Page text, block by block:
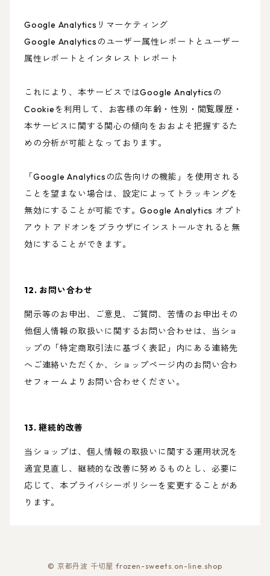
Google Analyticsリマーケティング
Google Analyticsのユーザー属性レポートとユーザー
属性レポートとインタレスト レポート
これにより、本サービスではGoogle Analyticsの
Cookieを利用して、お客様の年齢・性別・閲覧履歴・
本サービスに関する関心の傾向をおおよそ把握するた
めの分析が可能となっております。
「Google Analyticsの広告向けの機能」を使用される
ことを望まない場合は、設定によってトラッキングを
無効にすることが可能です。Google Analytics オプト
アウト アドオンをブラウザにインストールされると無
効にすることができます。
12. お問い合わせ
開示等のお申出、ご意見、ご質問、苦情のお申出その
他個人情報の取扱いに関するお問い合わせは、当ショ
ップの「特定商取引法に基づく表記」内にある連絡先
へご連絡いただくか、ショップページ内のお問い合わ
せフォームよりお問い合わせください。
13. 継続的改善
当ショップは、個人情報の取扱いに関する運用状況を
適宜見直し、継続的な改善に努めるものとし、必要に
応じて、本プライバシーポリシーを変更することがあ
ります。
© 京都丹波 千切屋 frozen-sweets.on-line.shop